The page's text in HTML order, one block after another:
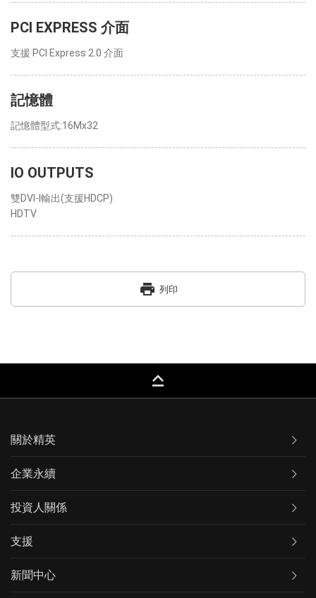
PCI EXPRESS 介面
支援 PCI Express 2.0 介面
記憶體
記憶體型式:16Mx32
IO OUTPUTS
雙DVI-I輸出(支援HDCP)
HDTV
print 列印
keyboard_capslock
關於精英
企業永續
投資人關係
支援
新聞中心